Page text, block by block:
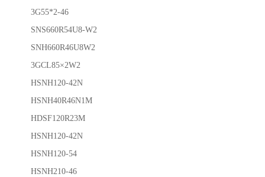
3G55*2-46
SNS660R54U8-W2
SNH660R46U8W2
3GCL85×2W2
HSNH120-42N
HSNH40R46N1M
HDSF120R23M
HSNH120-42N
HSNH120-54
HSNH210-46